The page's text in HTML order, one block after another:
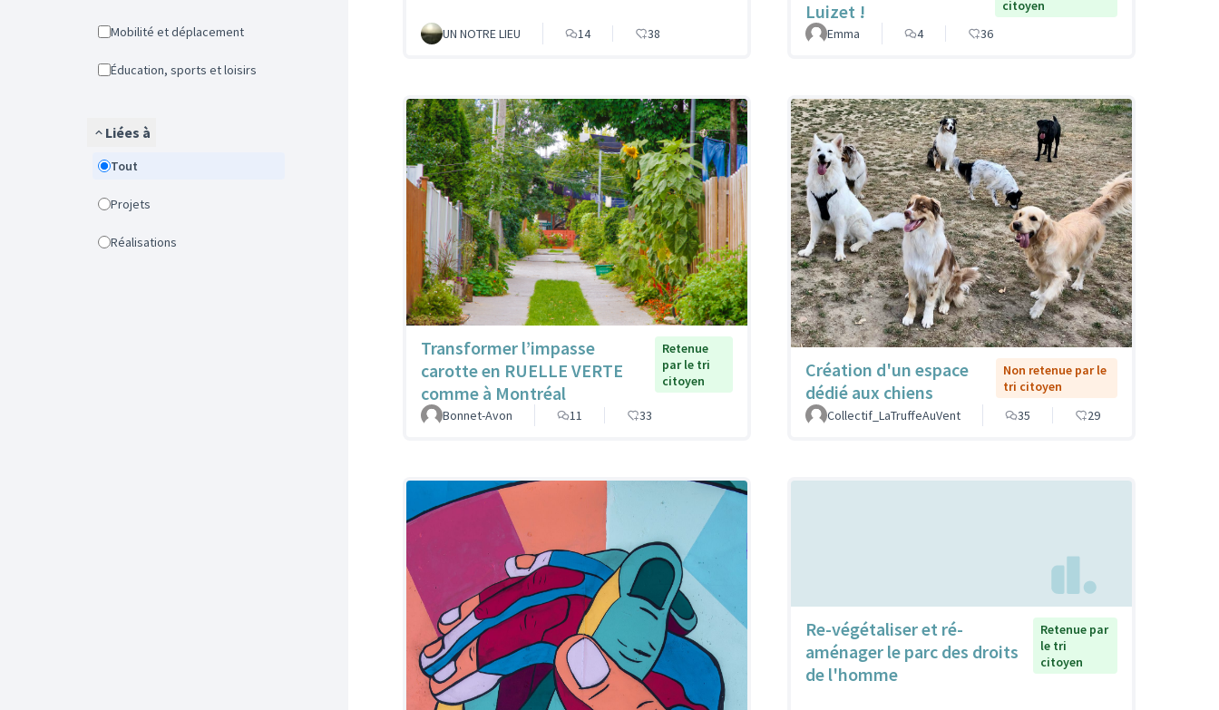
Mobilité et déplacement
Éducation, sports et loisirs
Liées à
Tout
Projets
Réalisations
UN NOTRE LIEU 14 38
Luizet !
citoyen
Emma
4 36
Transformer l’impasse
carotte en RUELLE VERTE
comme à Montréal
Retenue
par le tri
citoyen
Bonnet-Avon 11 33
Création d'un espace
dédié aux chiens
Non retenue par le
tri citoyen
Collectif_LaTruffeAuVent
35 29
Re-végétaliser et ré-
aménager le parc des droits
de l'homme
Retenue par
le tri
citoyen